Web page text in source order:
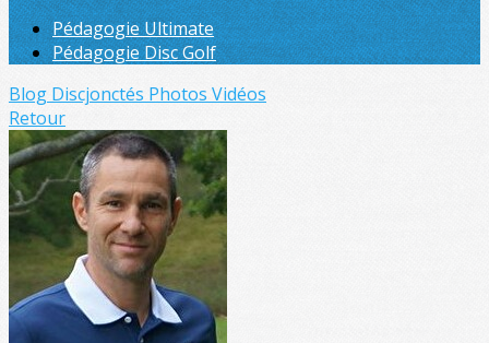
Pédagogie Ultimate
Pédagogie Disc Golf
Blog Discjonctés Photos Vidéos
Retour